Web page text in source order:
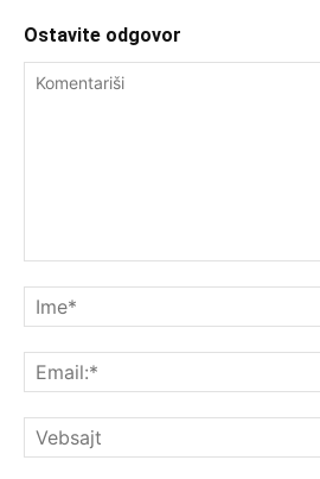
Ostavite odgovor